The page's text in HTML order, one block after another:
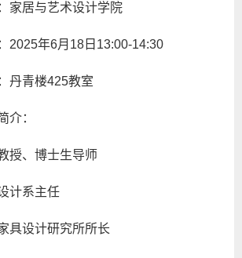
家居与艺术设计学院
2025年6月18日13:00-14:30
丹青楼425教室
介：
授、博士生导师
计系主任
具设计研究所所长